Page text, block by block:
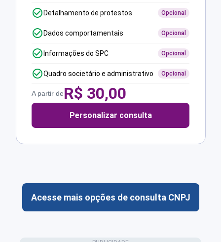
Detalhamento de protestos Opcional
Dados comportamentais Opcional
Informações do SPC Opcional
Quadro societário e administrativo Opcional
A partir deR$ 30,00
Personalizar consulta
Acesse mais opções de consulta CNPJ